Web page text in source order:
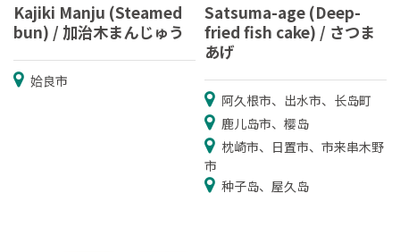
Kajiki Manju (Steamed
bun) / 加治木まんじゅう
姶良市
Satsuma-age (Deep-
fried fish cake) / さつま
あげ
阿久根市、出水市、长岛町
鹿儿岛市、樱岛
枕崎市、日置市、市来串木野
市
种子岛、屋久岛